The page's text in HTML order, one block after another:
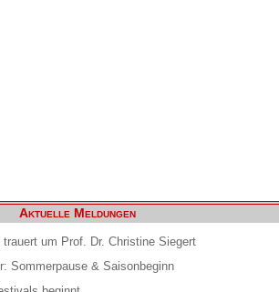
Aktuelle Meldungen
um Prof. Dr. Christine Siegert
Sommerpause & Saisonbeginn